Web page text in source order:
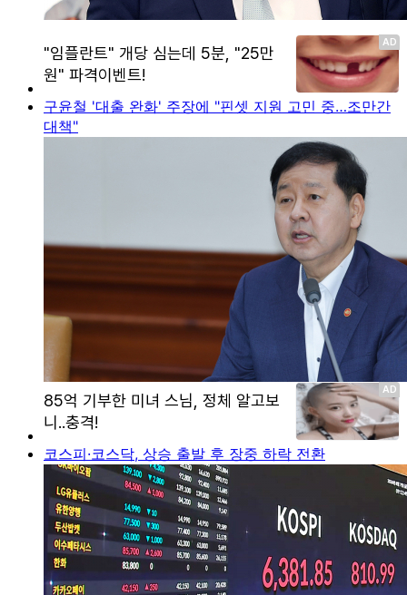
구윤철 '대출 완화' 주장에 "핀셋 지원 고민 중…조만간
대책"
코스피·코스닥, 상승 출발 후 장중 하락 전환